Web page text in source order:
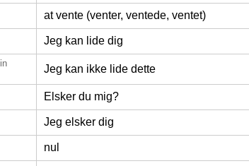
at vente (venter, ventede, ventet)
Jeg kan lide dig
in
Jeg kan ikke lide dette
Elsker du mig?
Jeg elsker dig
nul